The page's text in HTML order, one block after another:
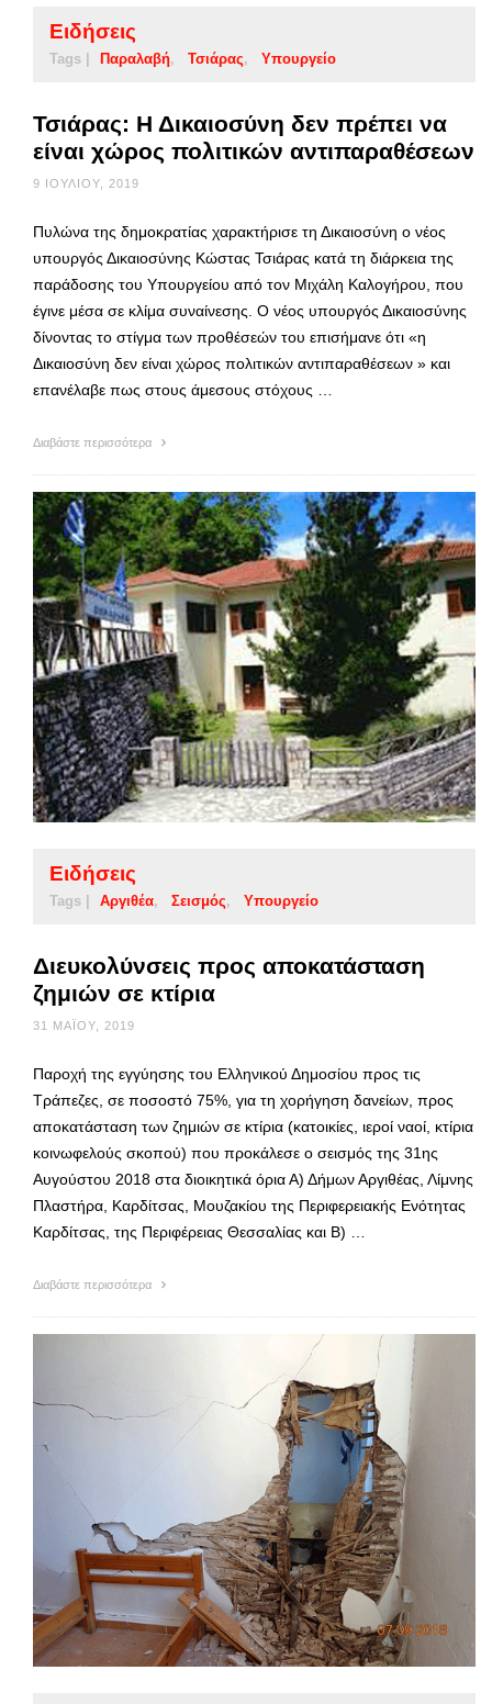
Ειδήσεις
Tags | Παραλαβή Τσιάρας Υπουργείο
Τσιάρας: Η Δικαιοσύνη δεν πρέπει να
είναι χώρος πολιτικών αντιπαραθέσεων
9 ΙΟΥΛΊΟΥ, 2019
Πυλώνα της δημοκρατίας χαρακτήρισε τη Δικαιοσύνη ο νέος
υπουργός Δικαιοσύνης Κώστας Τσιάρας κατά τη διάρκεια της
παράδοσης του Υπουργείου από τον Μιχάλη Καλογήρου, που
έγινε μέσα σε κλίμα συναίνεσης. Ο νέος υπουργός Δικαιοσύνης
δίνοντας το στίγμα των προθέσεών του επισήμανε ότι «η
Δικαιοσύνη δεν είναι χώρος πολιτικών αντιπαραθέσεων » και
επανέλαβε πως στους άμεσους στόχους …
Διαβάστε περισσότερα
Ειδήσεις
Tags | Αργιθέα Σεισμός Υπουργείο
Διευκολύνσεις προς αποκατάσταση
ζημιών σε κτίρια
31 ΜΑΪ́ΟΥ, 2019
Παροχή της εγγύησης του Ελληνικού Δημοσίου προς τις
Τράπεζες, σε ποσοστό 75%, για τη χορήγηση δανείων, προς
αποκατάσταση των ζημιών σε κτίρια (κατοικίες, ιεροί ναοί, κτίρια
κοινωφελούς σκοπού) που προκάλεσε ο σεισμός της 31ης
Αυγούστου 2018 στα διοικητικά όρια Α) Δήμων Αργιθέας, Λίμνης
Πλαστήρα, Καρδίτσας, Μουζακίου της Περιφερειακής Ενότητας
Καρδίτσας, της Περιφέρειας Θεσσαλίας και Β) …
Διαβάστε περισσότερα